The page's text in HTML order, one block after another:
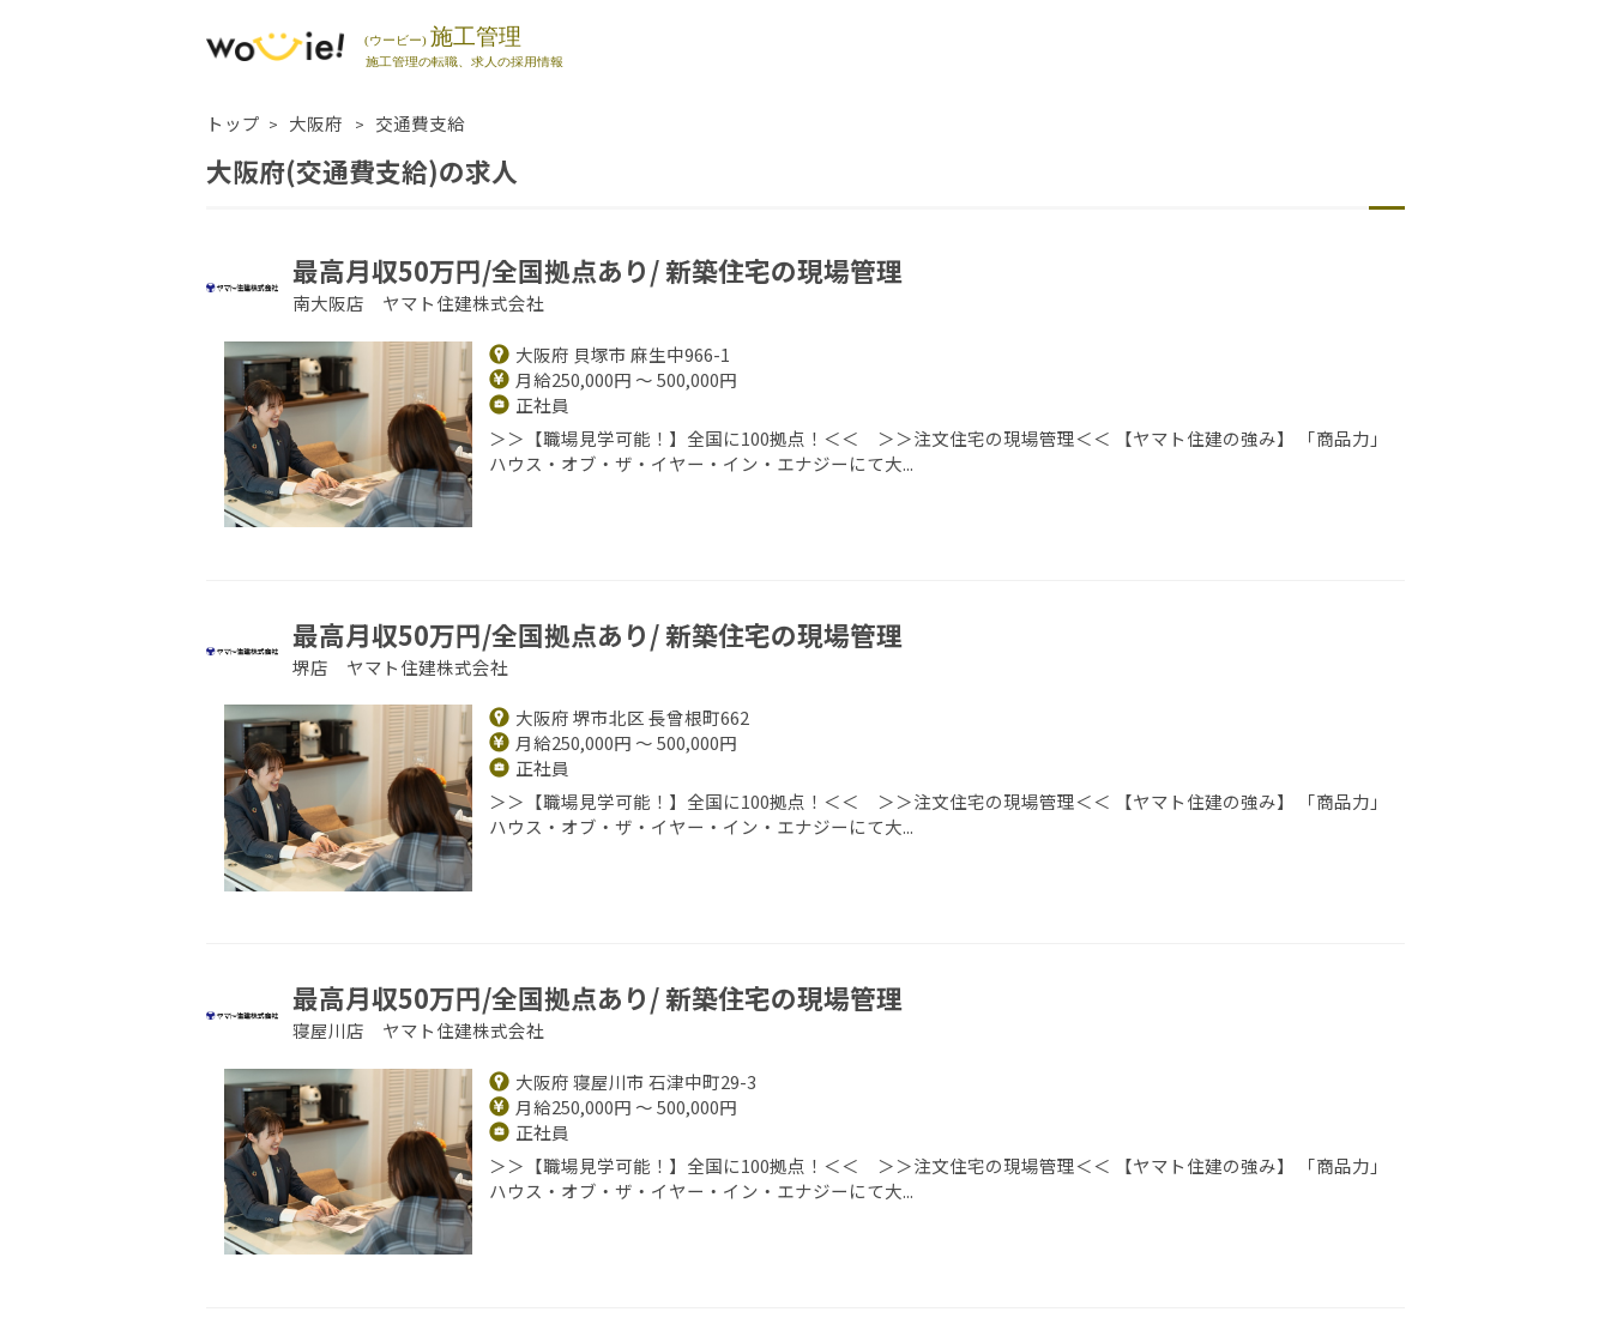
トップ 大阪府 交通費支給
大阪府(交通費支給)の求人
最高月収50万円/全国拠点あり/ 新築住宅の現場管理
南大阪店 ヤマト住建株式会社
大阪府 貝塚市 麻生中966-1
月給250,000円 ～ 500,000円
正社員
＞＞【職場見学可能！】全国に100拠点！＜＜ ＞＞注文住宅の現場管理＜＜ 【ヤマト住建の強み】 「商品力」
ハウス・オブ・ザ・イヤー・イン・エナジーにて大...
最高月収50万円/全国拠点あり/ 新築住宅の現場管理
堺店 ヤマト住建株式会社
大阪府 堺市北区 長曾根町662
月給250,000円 ～ 500,000円
正社員
＞＞【職場見学可能！】全国に100拠点！＜＜ ＞＞注文住宅の現場管理＜＜ 【ヤマト住建の強み】 「商品力」
ハウス・オブ・ザ・イヤー・イン・エナジーにて大...
最高月収50万円/全国拠点あり/ 新築住宅の現場管理
寝屋川店 ヤマト住建株式会社
大阪府 寝屋川市 石津中町29-3
月給250,000円 ～ 500,000円
正社員
＞＞【職場見学可能！】全国に100拠点！＜＜ ＞＞注文住宅の現場管理＜＜ 【ヤマト住建の強み】 「商品力」
ハウス・オブ・ザ・イヤー・イン・エナジーにて大...